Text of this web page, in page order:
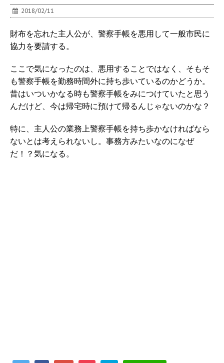
2018/02/11
財布を忘れた主人公が、警察手帳を悪用して一般市民に
協力を要請する。
ここで気になったのは、悪用することではなく、そもそ
も警察手帳を勤務時間外に持ち歩いているのかどうか。
昔はいついかなる時も警察手帳をみにつけていたと思う
んだけど、今は帰宅時に預けて帰るんじゃないのかな？
特に、主人公の業務上警察手帳を持ち歩かなければなら
ないとは考えられないし。事務方みたいなのになぜ
だ！？気になる。